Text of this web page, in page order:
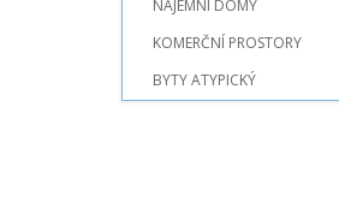
NÁJEMNÍ DOMY
KOMERČNÍ PROSTORY
BYTY ATYPICKÝ